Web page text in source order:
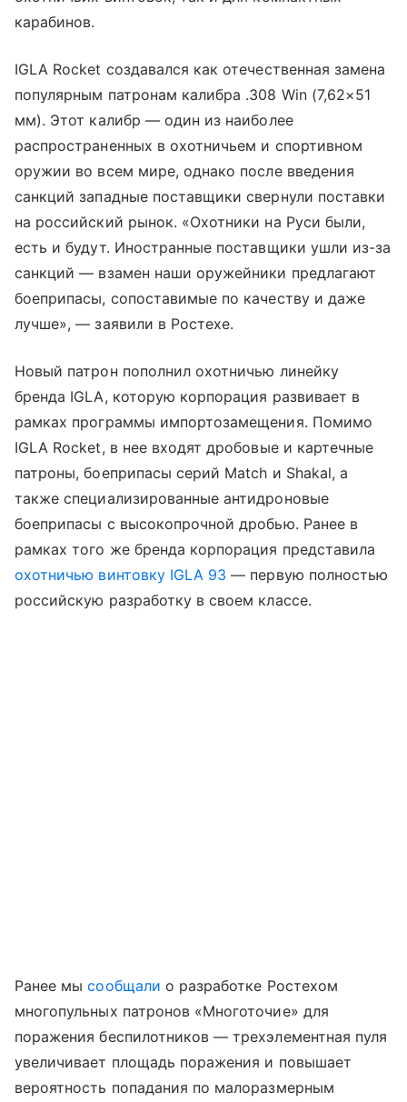
карабинов.
IGLA Rocket создавался как отечественная замена
популярным патронам калибра .308 Win (7,62×51
мм). Этот калибр — один из наиболее
распространенных в охотничьем и спортивном
оружии во всем мире, однако после введения
санкций западные поставщики свернули поставки
на российский рынок. «Охотники на Руси были,
есть и будут. Иностранные поставщики ушли из-за
санкций — взамен наши оружейники предлагают
боеприпасы, сопоставимые по качеству и даже
лучше», — заявили в Ростехе.
Новый патрон пополнил охотничью линейку
бренда IGLA, которую корпорация развивает в
рамках программы импортозамещения. Помимо
IGLA Rocket, в нее входят дробовые и картечные
патроны, боеприпасы серий Match и Shakal, а
также специализированные антидроновые
боеприпасы с высокопрочной дробью. Ранее в
рамках того же бренда корпорация представила
охотничью винтовку IGLA 93 — первую полностью
российскую разработку в своем классе.
Ранее мысообщали о разработке Ростехом
многопульных патронов «Многоточие» для
поражения беспилотников — трехэлементная пуля
увеличивает площадь поражения и повышает
вероятность попадания по малоразмерным